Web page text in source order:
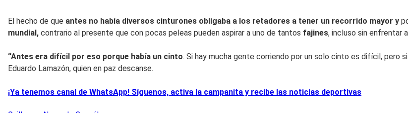
El hecho de que antes no había diversos cinturones obligaba a los retadores a tener un recorrido mayor y
mundial, contrario al presente que con pocas peleas pueden aspirar a uno de tantos fajines, incluso sin enfrentar
“Antes era difícil por eso porque había un cinto. Si hay mucha gente corriendo por un solo cinto es difícil, pero
Eduardo Lamazón, quien en paz descanse.
¡Ya tenemos canal de WhatsApp! Síguenos, activa la campanita y recibe las noticias deportivas